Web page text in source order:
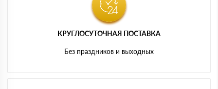
КРУГЛОСУТОЧНАЯ ПОСТАВКА
Без праздников и выходных